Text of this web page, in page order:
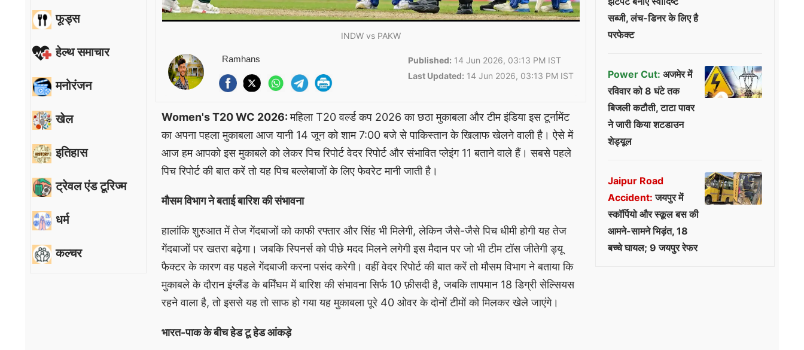
फूड्स
हेल्थ समाचार
मनोरंजन
खेल
इतिहास
ट्रेवल एंड टूरिज्म
धर्म
कल्चर
INDW vs PAKW
Ramhans Published: 14 Jun 2026, 03:13 PM IST
Last Updated: 14 Jun 2026, 03:13 PM IST
Women's T20 WC 2026:महिला T20 वर्ल्ड कप 2026 का छठा मुकाबला और टीम इंडिया इस टूर्नामेंट
का अपना पहला मुकाबला आज यानी 14 जून को शाम 7:00 बजे से पाकिस्तान के खिलाफ खेलने वाली है। ऐसे में
आज हम आपको इस मुकाबले को लेकर पिच रिपोर्ट वेदर रिपोर्ट और संभावित प्लेइंग 11 बताने वाले हैं। सबसे पहले
पिच रिपोर्ट की बात करें तो यह पिच बल्लेबाजों के लिए फेवरेट मानी जाती है।
मौसम विभाग ने बताई बारिश की संभावना
हालांकि शुरुआत में तेज गेंदबाजों को काफी रफ्तार और सिंह भी मिलेगी, लेकिन जैसे-जैसे पिच धीमी होगी यह तेज
गेंदबाजों पर खतरा बढ़ेगा। जबकि स्पिनर्स को पीछे मदद मिलने लगेगी इस मैदान पर जो भी टीम टॉस जीतेगी ड्यू
फैक्टर के कारण वह पहले गेंदबाजी करना पसंद करेगी। वहीं वेदर रिपोर्ट की बात करें तो मौसम विभाग ने बताया कि
मुकाबले के दौरान इंग्लैंड के बर्मिंघम में बारिश की संभावना सिर्फ 10 फ़ीसदी है, जबकि तापमान 18 डिग्री सेल्सियस
रहने वाला है, तो इससे यह तो साफ हो गया यह मुकाबला पूरे 40 ओवर के दोनों टीमों को मिलकर खेले जाएंगे।
भारत-पाक के बीच हेड टू हेड आंकड़े
सब्जी, लंच-डिनर के लिए है
परफेक्ट
Power Cut: अजमेर में
रविवार को 8 घंटे तक
बिजली कटौती, टाटा पावर
ने जारी किया शटडाउन
शेड्यूल
Jaipur Road
Accident: जयपुर में
स्कॉर्पियो और स्कूल बस की
आमने-सामने भिड़ंत, 18
बच्चे घायल; 9 जयपुर रेफर